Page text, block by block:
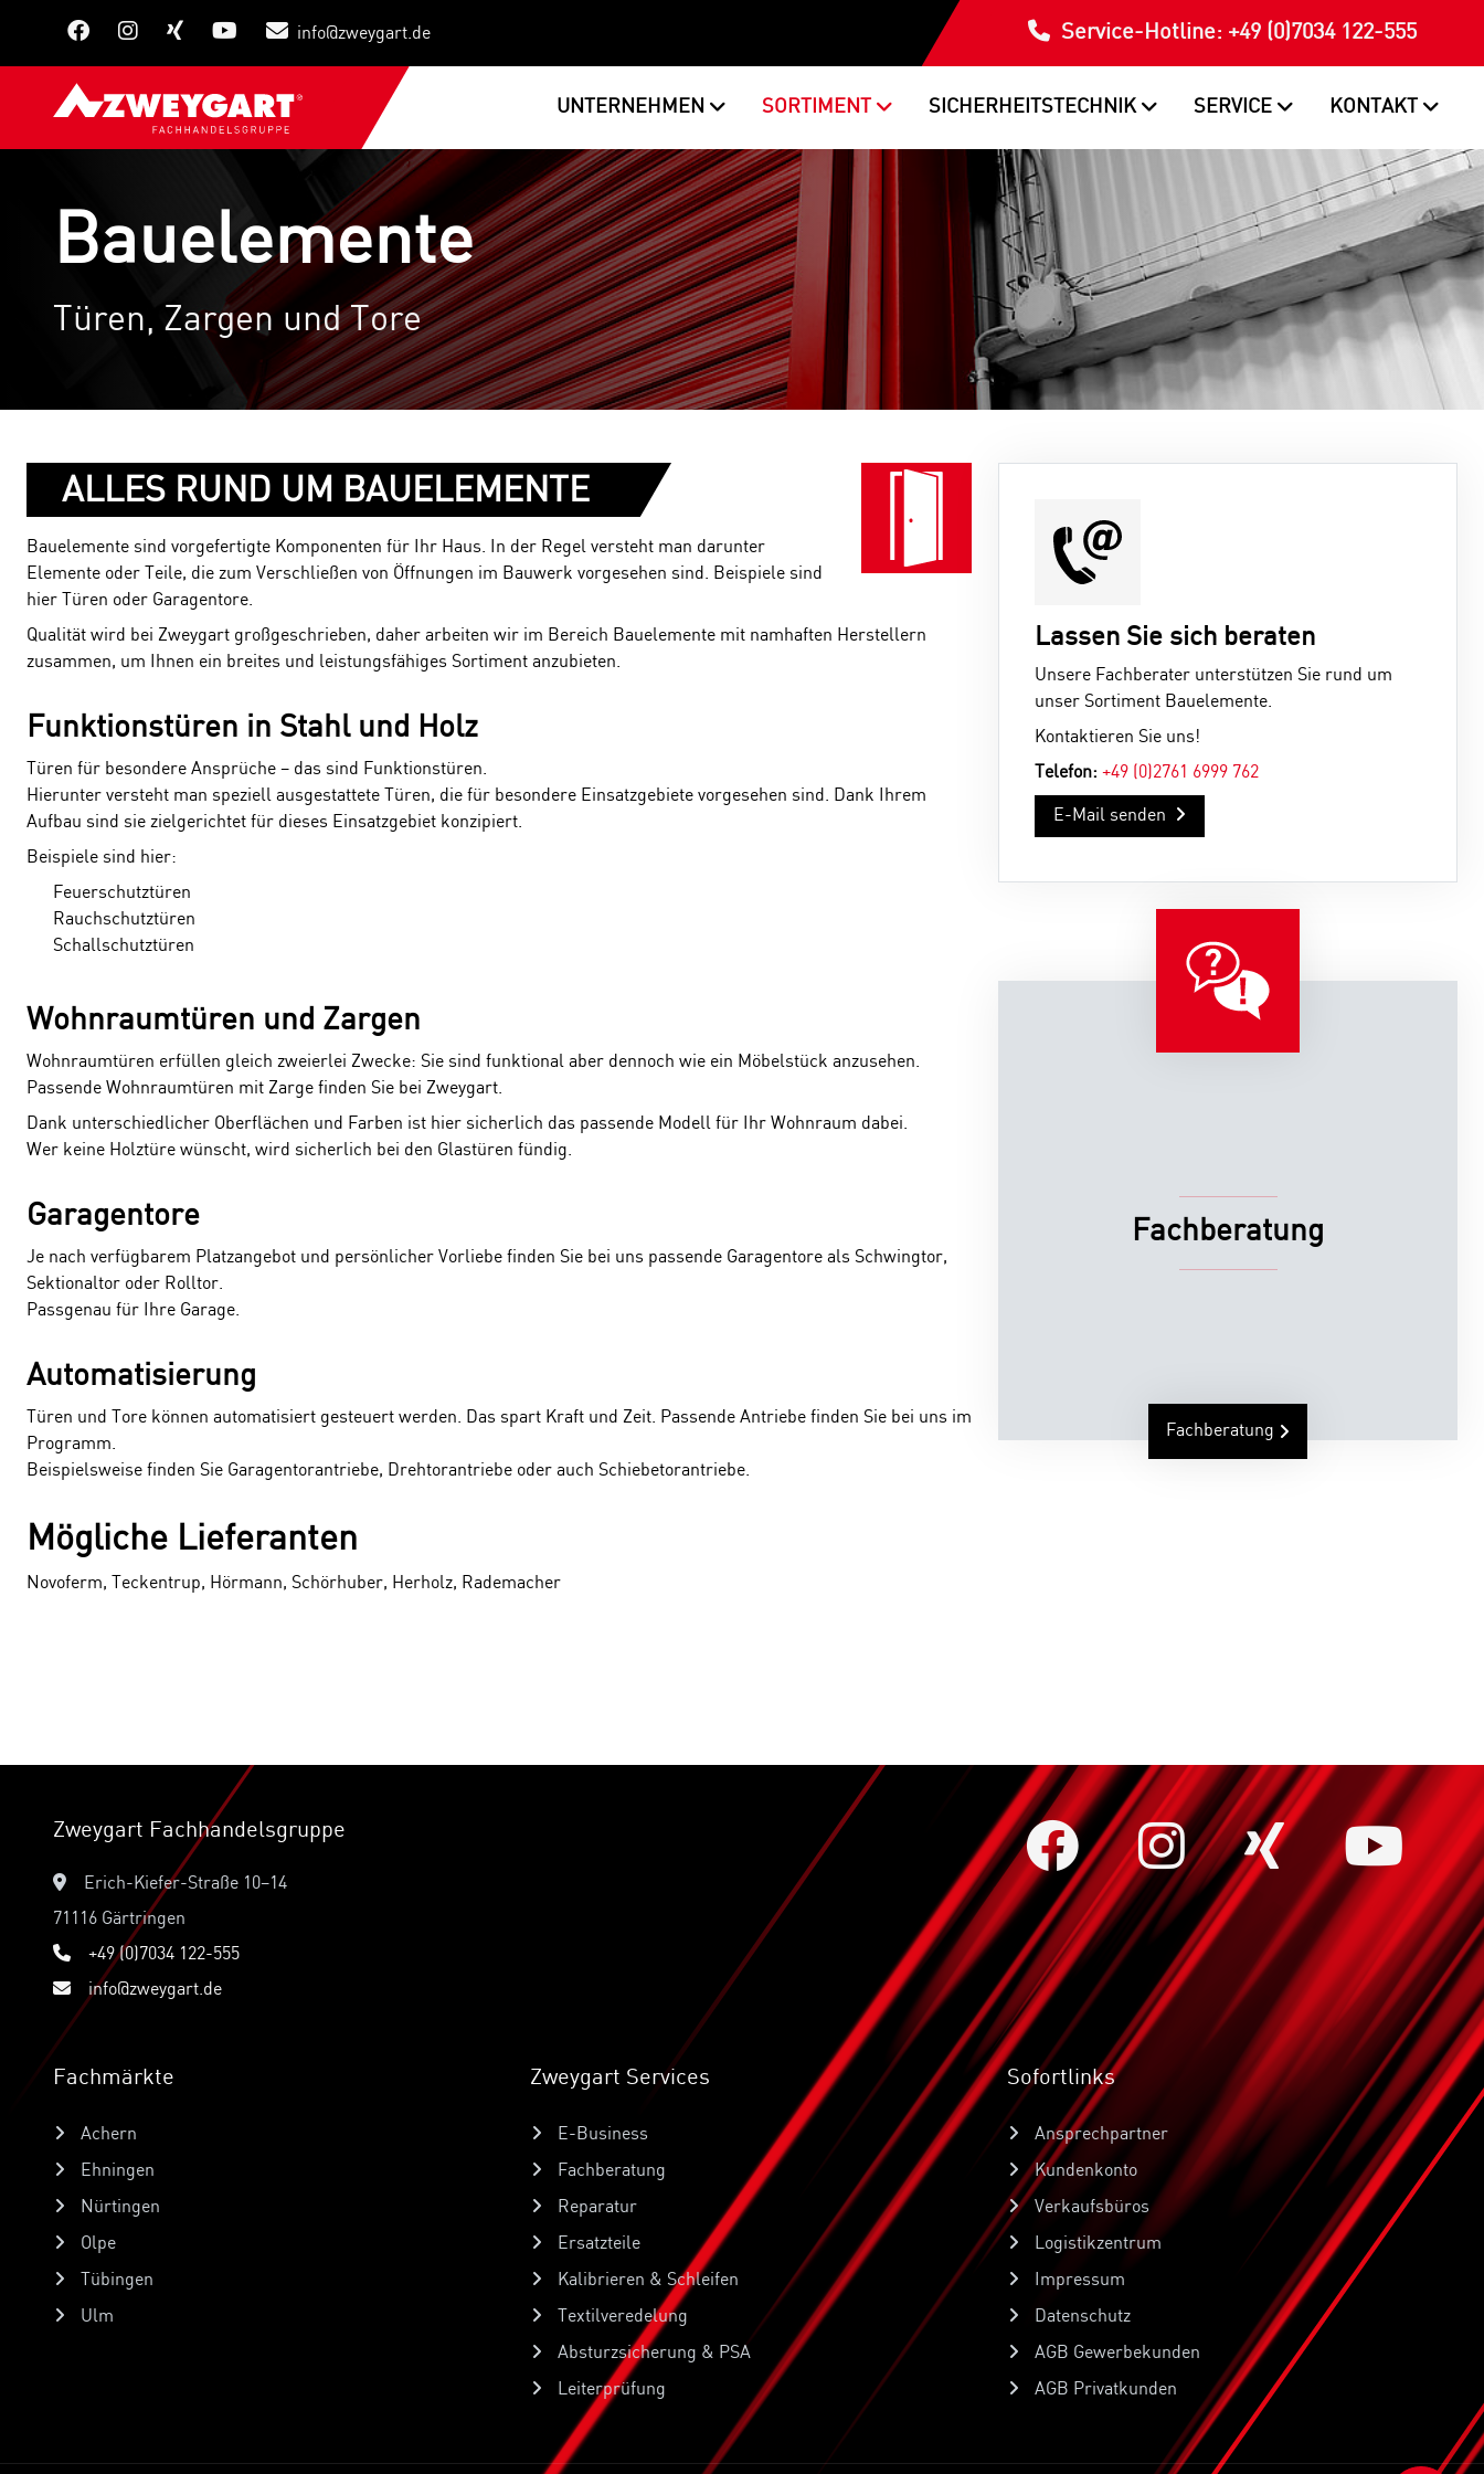
info@zweygart.de Service-Hotline: +49 (0)7034 122-555
UNTERNEHMEN SORTIMENT SICHERHEITSTECHNIK SERVICE KONTAKT
Bauelemente
Türen, Zargen und Tore
ALLES RUND UM BAUELEMENTE
Bauelemente sind vorgefertigte Komponenten für Ihr Haus. In der Regel versteht man darunter
Elemente oder Teile, die zum Verschließen von Öffnungen im Bauwerk vorgesehen sind. Beispiele sind
hier Türen oder Garagentore.
Qualität wird bei Zweygart großgeschrieben, daher arbeiten wir im Bereich Bauelemente mit namhaften Herstellern
zusammen, um Ihnen ein breites und leistungsfähiges Sortiment anzubieten.
Funktionstüren in Stahl und Holz
Türen für besondere Ansprüche – das sind Funktionstüren.
Hierunter versteht man speziell ausgestattete Türen, die für besondere Einsatzgebiete vorgesehen sind. Dank Ihrem
Aufbau sind sie zielgerichtet für dieses Einsatzgebiet konzipiert.
Beispiele sind hier:
Feuerschutztüren
Rauchschutztüren
Schallschutztüren
Wohnraumtüren und Zargen
Wohnraumtüren erfüllen gleich zweierlei Zwecke: Sie sind funktional aber dennoch wie ein Möbelstück anzusehen.
Passende Wohnraumtüren mit Zarge finden Sie bei Zweygart.
Dank unterschiedlicher Oberflächen und Farben ist hier sicherlich das passende Modell für Ihr Wohnraum dabei.
Wer keine Holztüre wünscht, wird sicherlich bei den Glastüren fündig.
Garagentore
Je nach verfügbarem Platzangebot und persönlicher Vorliebe finden Sie bei uns passende Garagentore als Schwingtor,
Sektionaltor oder Rolltor.
Passgenau für Ihre Garage.
Automatisierung
Türen und Tore können automatisiert gesteuert werden. Das spart Kraft und Zeit. Passende Antriebe finden Sie bei uns im
Programm.
Beispielsweise finden Sie Garagentorantriebe, Drehtorantriebe oder auch Schiebetorantriebe.
Mögliche Lieferanten
Novoferm, Teckentrup, Hörmann, Schörhuber, Herholz, Rademacher
Lassen Sie sich beraten
Unsere Fachberater unterstützen Sie rund um
unser Sortiment Bauelemente.
Kontaktieren Sie uns!
Telefon: +49 (0)2761 6999 762
E-Mail senden
Fachberatung
Fachberatung
Zweygart Fachhandelsgruppe
Erich-Kiefer-Straße 10–14
71116 Gärtringen
+49 (0)7034 122-555
info@zweygart.de
Fachmärkte
Achern
Ehningen
Nürtingen
Olpe
Tübingen
Ulm
Zweygart Services
E-Business
Fachberatung
Reparatur
Ersatzteile
Kalibrieren & Schleifen
Textilveredelung
Absturzsicherung & PSA
Leiterprüfung
Sofortlinks
Ansprechpartner
Kundenkonto
Verkaufsbüros
Logistikzentrum
Impressum
Datenschutz
AGB Gewerbekunden
AGB Privatkunden